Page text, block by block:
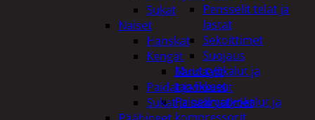
Pensselit telat ja
lastat
Sekoittimet
Suojaus
Muut työkalut ja
tarvikkeet
Paineilmatyökalut ja
Sukat
Naiset
Hanskat
Kengät
Sandaalit
Paidat ja housut
Sukat ja säärystimet